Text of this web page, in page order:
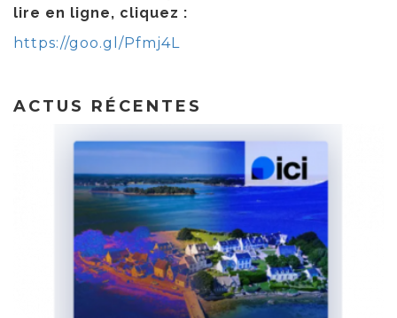
lire en ligne, cliquez :
https://goo.gl/Pfmj4L
ACTUS RÉCENTES